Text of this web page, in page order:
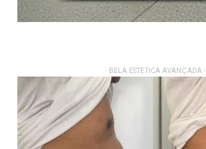
- BELA ESTETICA AVANÇADA -